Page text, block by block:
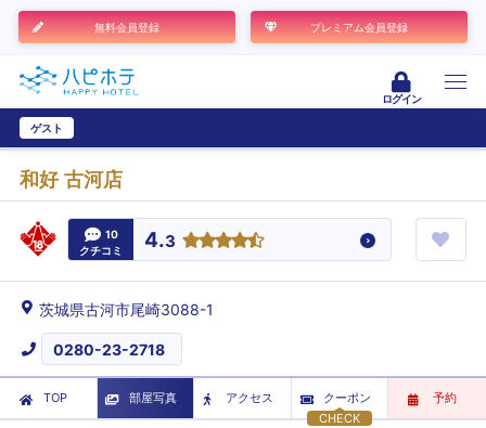
無料会員登録 プレミアム会員登録
ログイン
ゲスト
和好 古河店
10
クチコミ
4.3
茨城県古河市尾崎3088-1
0280-23-2718
TOP 部屋写真
アクセス
CHECK
クーポン 予約